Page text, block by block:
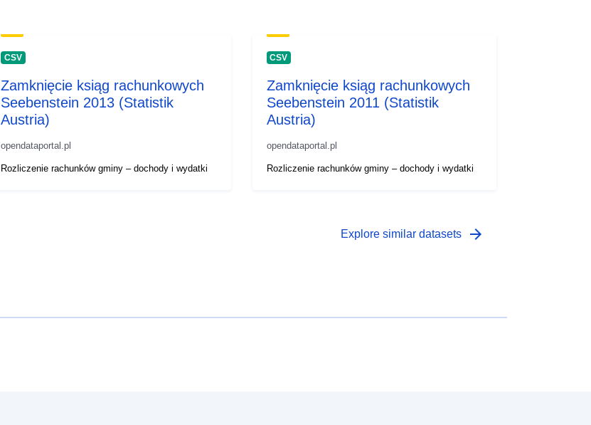
CSV
Zamknięcie ksiąg rachunkowych
Seebenstein 2013 (Statistik
Austria)
opendataportal.pl
Rozliczenie rachunków gminy – dochody i wydatki
CSV
Zamknięcie ksiąg rachunkowych
Seebenstein 2011 (Statistik
Austria)
opendataportal.pl
Rozliczenie rachunków gminy – dochody i wydatki
Explore similar datasets arrow_forward